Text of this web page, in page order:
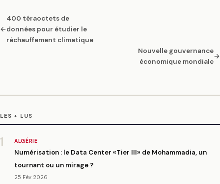
←
400 téraoctets de
données pour étudier le
réchauffement climatique
Nouvelle gouvernance
économique mondiale
→
LES + LUS
1 ALGÉRIE
Numérisation : le Data Center «Tier III» de Mohammadia, un
tournant ou un mirage ?
25 Fév 2026